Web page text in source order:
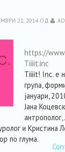
21, 2014ОД
https://
Tiiiit.inc
Tiiiit! Inc. е
група,
јануари,
Јана
антрополог,
и Кристина
по глума.